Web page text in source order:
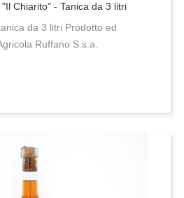
Chiarito" - Tanica da 3 litri
da 3 litri Prodotto ed
Ruffano S.s.a.